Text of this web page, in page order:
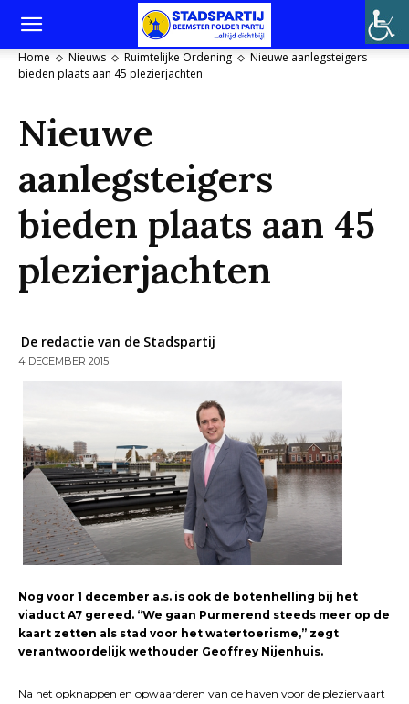
Home Nieuws Ruimtelijke Ordening
Nieuwe aanlegsteigers
bieden plaats aan 45 plezierjachten
Nieuwe
aanlegsteigers
bieden plaats aan 45
plezierjachten
De redactie van de Stadspartij
4 DECEMBER 2015
Nog voor 1 december a.s. is ook de botenhelling bij het
viaduct A7 gereed. “We gaan Purmerend steeds meer op de
kaart zetten als stad voor het watertoerisme,” zegt
verantwoordelijk wethouder Geoffrey Nijenhuis.
Na het opknappen en opwaarderen van de haven voor de pleziervaart